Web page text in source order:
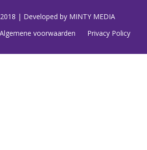
| Developed by MINTY MEDIA
Algemene voorwaarden Privacy Policy